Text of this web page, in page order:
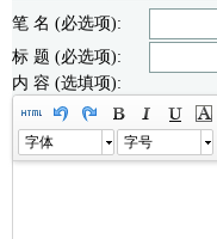
笔 名 (必选项):
标 题 (必选项):
内 容 (选填项):
字体 字号